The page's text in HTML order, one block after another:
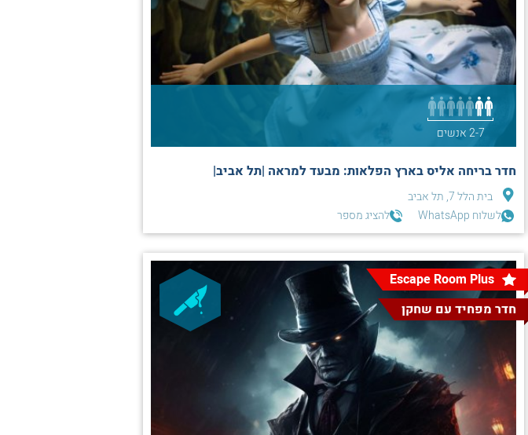
2-7 אנשים
חדר בריחה אליס בארץ הפלאות: מבעד למראה |תל אביב|
בית הלל 7, תל אביב
לשלוח WhatsApp
להציג מספר
Escape Room Plus
חדר מפחיד עם שחקן